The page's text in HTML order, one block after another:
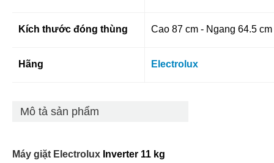
Kích thước đóng thùng Cao 87 cm - Ngang 64.5
Hãng Electrolux
Mô tả sản phẩm
Máy giặt Electrolux Inverter 11 kg